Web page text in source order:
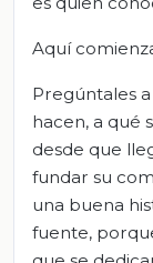
Aquí
Pregúntales
hacen, a qué
desde que
fundar su
una buena
fuente,